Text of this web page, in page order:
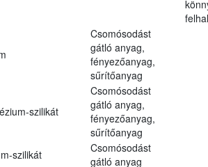
Csomósodást
gátló anyag,
fényezőanyag,
sűrítőanyag
szilikát
Csomósodást
gátló anyag,
fényezőanyag,
sűrítőanyag
szilikát
Csomósodást
gátló anyag